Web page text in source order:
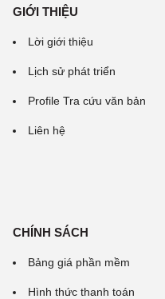
GIỚI THIỆU
Lời giới thiệu
Lịch sử phát triển
Profile Tra cứu văn bản
Liên hệ
CHÍNH SÁCH
Bảng giá phần mềm
Hình thức thanh toán